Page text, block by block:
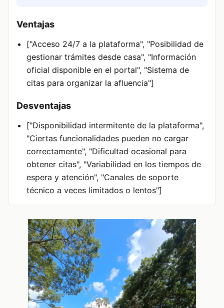
Ventajas
["Acceso 24/7 a la plataforma", "Posibilidad de
gestionar trámites desde casa", "Información
oficial disponible en el portal", "Sistema de
citas para organizar la afluencia"]
Desventajas
["Disponibilidad intermitente de la plataforma",
"Ciertas funcionalidades pueden no cargar
correctamente", "Dificultad ocasional para
obtener citas", "Variabilidad en los tiempos de
espera y atención", "Canales de soporte
técnico a veces limitados o lentos"]